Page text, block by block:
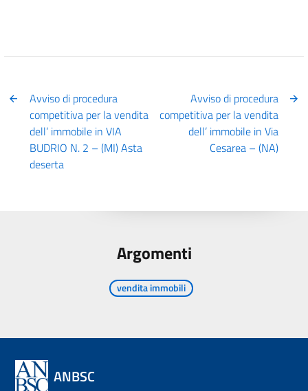
Avviso di procedura
competitiva per la vendita
dell’ immobile in VIA
BUDRIO N. 2 – (MI) Asta
deserta
Avviso di procedura
competitiva per la vendita
dell’ immobile in Via
Cesarea – (NA)
Argomenti
vendita immobili
ANBSC